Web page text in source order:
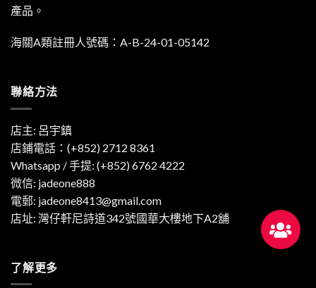
產品。
海關A類註冊人號碼：A-B-24-01-05142
聯絡方法
店主: 呂宇鎮
店鋪電話：(+852) 2712 8361
Whatsapp / 手提: (+852) 6762 4222
微信: jadeone888
電郵: jadeone8413@gmail.com
店址: 灣仔軒尼詩道342號國華大樓地下A2舖
了解更多